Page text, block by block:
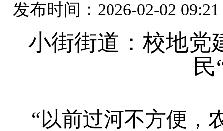
发布时间：2026-02-02 09:21
小街街道：校地党
民
“以前过河不方便 ，